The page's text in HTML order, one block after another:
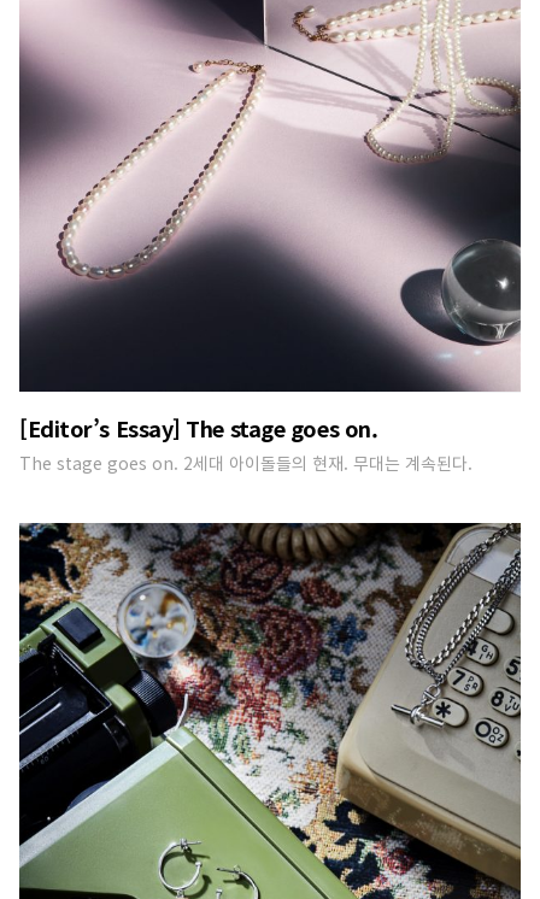
[Editor’s Essay] The stage goes on.
The stage goes on. 2세대 아이돌들의 현재. 무대는 계속된다.